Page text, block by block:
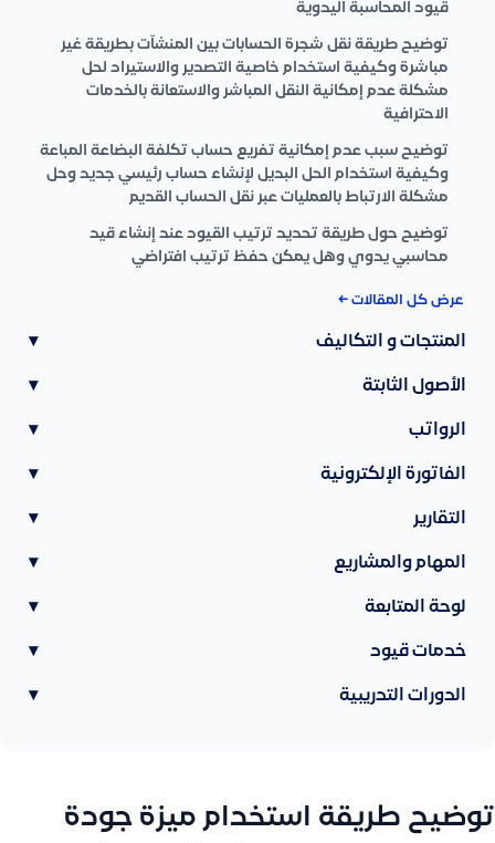
قيود المحاسبة اليدوية
توضيح طريقة نقل شجرة الحسابات بين المنشآت بطريقة غير
مباشرة وكيفية استخدام خاصية التصدير والاستيراد لحل
مشكلة عدم إمكانية النقل المباشر والاستعانة بالخدمات
الاحترافية
توضيح سبب عدم إمكانية تفريع حساب تكلفة البضاعة المباعة
وكيفية استخدام الحل البديل لإنشاء حساب رئيسي جديد وحل
مشكلة الارتباط بالعمليات عبر نقل الحساب القديم
توضيح حول طريقة تحديد ترتيب القيود عند إنشاء قيد
محاسبي يدوي وهل يمكن حفظ ترتيب افتراضي
عرض كل المقالات ←
المنتجات و التكاليف ▾
الأصول الثابتة ▾
الرواتب ▾
الفاتورة الإلكترونية ▾
التقارير ▾
المهام والمشاريع ▾
لوحة المتابعة ▾
خدمات قيود ▾
الدورات التدريبية ▾
توضيح طريقة استخدام ميزة جودة